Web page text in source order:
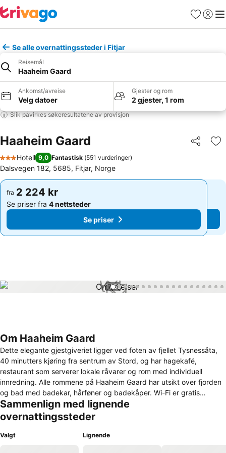
Favoritter
Logg
Se alle overnattingssteder i Fitjar
Reisemål
Haaheim Gaard
Ankomst/avreise
Velg datoer
Gjester og rom
2 gjester, 1 rom
Slik påvirkes søkeresultatene av provisjon
Haaheim Gaard Del
3 Stjerner
Hotell 9,0 Fantastisk (551 vurderinger)
Dalsvegen 182, 5685, Fitjar, Norge
fra 2 224 kr
Se priser fra 4 nettsteder
Se priser
fra 2 224 kr
Se priser fra 4 nettsteder
Se priser
1 / 58
Om Haaheim Gaard
Dette elegante gjestgiveriet ligger ved foten av fjellet Tysnessåta,
40 minutters kjøring fra sentrum av Stord, og har hagekafé,
restaurant som serverer lokale råvarer og rom med individuell
innredning. Alle rommene på Haaheim Gaard har utsikt over fjorden
og bad med badekar, hårføner og badekåper. Wi-Fi er gratis
overalt. Grønnsaker, frukt og urter høstes av Haaheims egen
gartner, og serveres på gjestgiveriet. Overnattingsstedet har en
gårdsbutikk som selger delikatesser fra området. Fotturer, sykling
og fisking er populære aktiviteter i området, og du kan leie sykkel
Sammenlign med lignende
overnattingssteder
Valgt Lignende